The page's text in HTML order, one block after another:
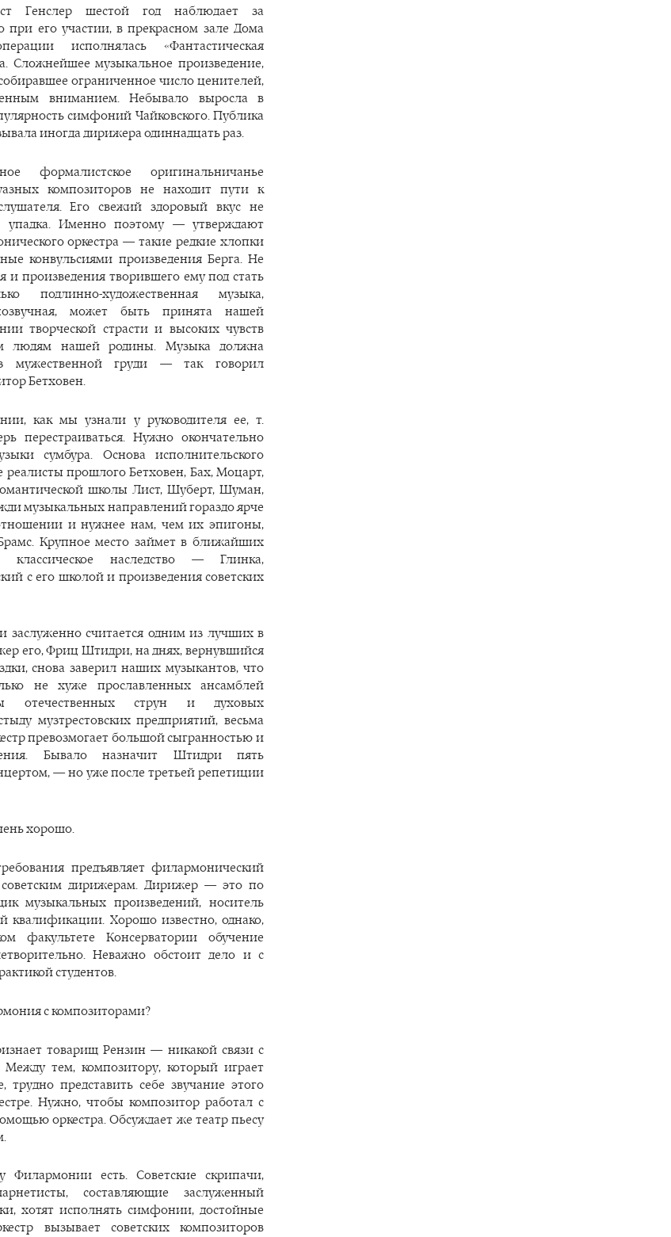
Генслер шестой год наблюдает за
при его участии, в прекрасном зале Дома
исполнялась «Фантастическая
Сложнейшее музыкальное произведение,
ограниченное число ценителей,
вниманием. Небывало выросла в
симфоний Чайковского. Публика
иногда дирижера одиннадцать раз.
формалистское оригинальничанье
композиторов не находит пути к
Его свежий здоровый вкус не
упадка. Именно поэтому — утверждают
оркестра — такие редкие хлопки
конвульсиями произведения Берга. Не
и произведения творившего ему под стать
подлинно-художественная музыка,
может быть принята нашей
творческой страсти и высоких чувств
людям нашей родины. Музыка должна
мужественной груди — так говорил
Бетховен.
как мы узнали у руководителя ее, т.
перестраиваться. Нужно окончательно
сумбура. Основа исполнительского
прошлого Бетховен, Бах, Моцарт,
школы Лист, Шуберт, Шуман,
музыкальных направлений гораздо ярче
и нужнее нам, чем их эпигоны,
Крупное место займет в ближайших
классическое наследство — Глинка,
с его школой и произведения советских
заслуженно считается одним из лучших в
его, Фриц Штидри, на днях, вернувшийся
снова заверил наших музыкантов, что
не хуже прославленных ансамблей
отечественных струн и духовых
музтрестовских предприятий, весьма
превозмогает большой сыгранностью и
Бывало назначит Штидри пять
— но уже после третьей репетиции
хорошо.
предъявляет филармонический
дирижерам. Дирижер — это по
музыкальных произведений, носитель
квалификации. Хорошо известно, однако,
факультете Консерватории обучение
Неважно обстоит дело и с
студентов.
с композиторами?
товарищ Рензин — никакой связи с
Между тем, композитору, который играет
представить себе звучание этого
Нужно, чтобы композитор работал с
оркестра. Обсуждает же театр пьесу
Филармонии есть. Советские скрипачи,
составляющие заслуженный
хотят исполнять симфонии, достойные
вызывает советских композиторов